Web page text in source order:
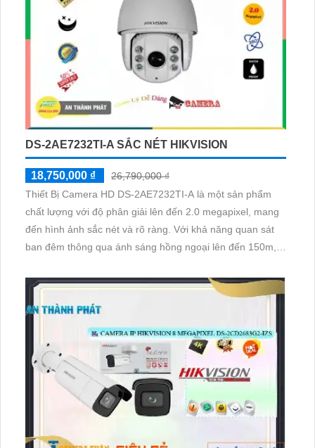
DS-2AE7232TI-A SẮC NÉT HIKVISION
18,750,000 ₫
26,790,000 ₫
Thiết Bị Camera HD DS-2AE7232TI-A là một sản phẩm
chất lượng với độ phân giải lên đến 2.0 megapixel, mang
đến hình ảnh sắc nét và rõ ràng. Với khả năng quan sát
ban đêm thông qua ánh sáng hồng ngoại lên đến 150m,